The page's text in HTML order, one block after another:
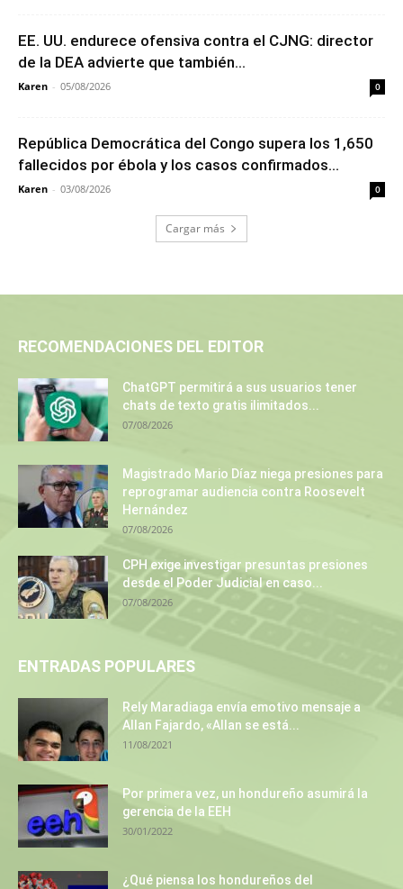
EE. UU. endurece ofensiva contra el CJNG: director
de la DEA advierte que también...
Karen - 05/08/2026 0
República Democrática del Congo supera los 1,650
fallecidos por ébola y los casos confirmados...
Karen - 03/08/2026 0
Cargar más
RECOMENDACIONES DEL EDITOR
ChatGPT permitirá a sus usuarios tener
chats de texto gratis ilimitados...
07/08/2026
Magistrado Mario Díaz niega presiones para
reprogramar audiencia contra Roosevelt
Hernández
07/08/2026
CPH exige investigar presuntas presiones
desde el Poder Judicial en caso...
07/08/2026
ENTRADAS POPULARES
Rely Maradiaga envía emotivo mensaje a
Allan Fajardo, «Allan se está...
11/08/2021
Por primera vez, un hondureño asumirá la
gerencia de la EEH
30/01/2022
¿Qué piensa los hondureños del